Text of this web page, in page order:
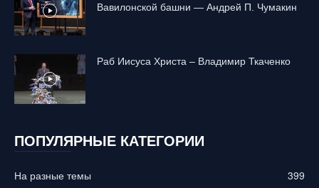
Вавилонской башни — Андрей П. Чумакин
Раб Иисуса Христа – Владимир Ткаченко
ПОПУЛЯРНЫЕ КАТЕГОРИИ
На разные темы
399